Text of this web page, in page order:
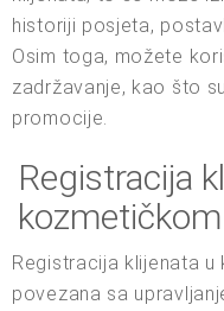
historiji posjeta,
Osim toga, možete
zadržavanje, kao što
promocije.
Registracija
Registracija klijenata
povezana sa